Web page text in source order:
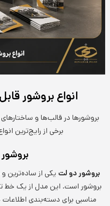
انواع بروشور
بروشورها در قالب‌ها و
برخی از رایج‌ترین
بروشور دو لت یکی از ساده‌ترین
بروشور است. این مدل از یک
مناسبی برای دسته‌بندی اطلاعات